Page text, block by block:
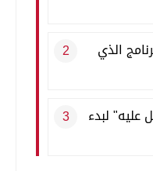
الذي
عليه" لبدء